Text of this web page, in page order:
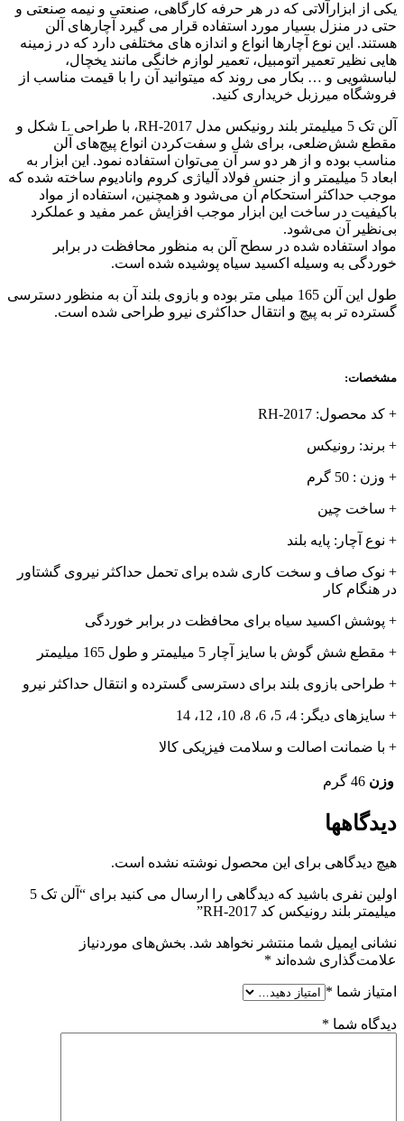
یکی از ابزارآلاتی که در هر حرفه کارگاهی، صنعتی و نیمه صنعتی و
حتی در منزل بسیار مورد استفاده قرار می گیرد آچارهای آلن
هستند. این نوع آچارها انواع و اندازه های مختلفی دارد که در زمینه
هایی نظیر تعمیر اتومبیل، تعمیر لوازم خانگی مانند یخچال،
لباسشویی و … بکار می روند که میتوانید آن را با قیمت مناسب از
فروشگاه میرزبل خریداری کنید.
آلن تک 5 میلیمتر بلند رونیکس مدل RH-2017، با طراحی L شکل و
مقطع شش‌ضلعی، برای شل و سفت‌کردن انواع پیچ‌های آلن
مناسب بوده و از هر دو سر آن می‌توان استفاده نمود. این ابزار به
ابعاد 5 میلیمتر و از جنس فولاد آلیاژی کروم وانادیوم ساخته شده که
موجب حداکثر استحکام آن می‌شود و همچنین، استفاده از مواد
باکیفیت در ساخت این ابزار موجب افزایش عمر مفید و عملکرد
بی‌نظیر آن می‌شود.
مواد استفاده شده در سطح آلن به منظور محافظت در برابر
خوردگی به وسیله اکسید سیاه پوشیده شده است.
طول این آلن 165 میلی متر بوده و بازوی بلند آن به منظور دسترسی
گسترده تر به پیچ و انتقال حداکثری نیرو طراحی شده است.
مشخصات:
+ کد محصول: RH-2017
+ برند: رونیکس
+ وزن : 50 گرم
+ ساخت چین
+ نوع آچار: پایه بلند
+ نوک صاف و سخت کاری شده برای تحمل حداکثر نیروی گشتاور
در هنگام کار
+ پوشش اکسید سیاه برای محافظت در برابر خوردگی
+ مقطع شش گوش با سایز آچار 5 میلیمتر و طول 165 میلیمتر
+ طراحی بازوی بلند برای دسترسی گسترده و انتقال حداکثر نیرو
+ سایزهای دیگر: 4، 5، 6، 8، 10، 12، 14
+ با ضمانت اصالت و سلامت فیزیکی کالا
وزن 46 گرم
دیدگاهها
هیچ دیدگاهی برای این محصول نوشته نشده است.
اولین نفری باشید که دیدگاهی را ارسال می کنید برای “آلن تک 5
میلیمتر بلند رونیکس کد RH-2017”
نشانی ایمیل شما منتشر نخواهد شد. بخش‌های موردنیاز
علامت‌گذاری شده‌اند *
امتیاز شما *
دیدگاه شما *